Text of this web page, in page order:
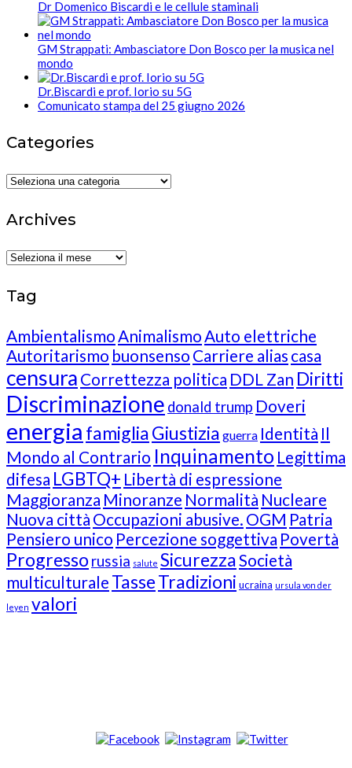
Dr Domenico Biscardi e le cellule staminali
GM Strappati: Ambasciatore Don Bosco per la musica nel
mondo
Dr.Biscardi e prof. Iorio su 5G
Comunicato stampa del 25 giugno 2026
Categories
Categories
Archives
Archives
Tag
AmbientalismoAnimalismoAuto elettriche
Autoritarismo buonsenso Carriere alias casa
censura Correttezza politica DDL Zan Diritti
Discriminazione donald trump Doveri
energia famigliaGiustizia guerra Identità Il
Mondo al Contrario Inquinamento Legittima
difesa LGBTQ+ Libertà di espressione
Maggioranza Minoranze Normalità Nucleare
Nuova città Occupazioni abusive. OGM Patria
Pensiero unico Percezione soggettiva Povertà
Progresso russia salute SicurezzaSocietà
multiculturale TasseTradizioni ucraina ursula von der
leyen valori